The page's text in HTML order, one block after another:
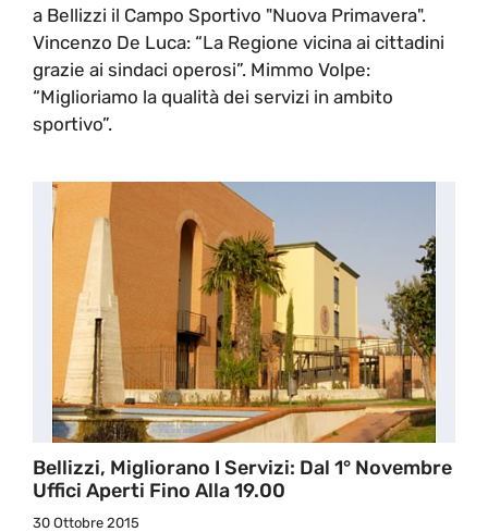
a Bellizzi il Campo Sportivo "Nuova Primavera".
Vincenzo De Luca: “La Regione vicina ai cittadini
grazie ai sindaci operosi”. Mimmo Volpe:
“Miglioriamo la qualità dei servizi in ambito
sportivo”.
Bellizzi, Migliorano I Servizi: Dal 1° Novembre
Uffici Aperti Fino Alla 19.00
30 Ottobre 2015